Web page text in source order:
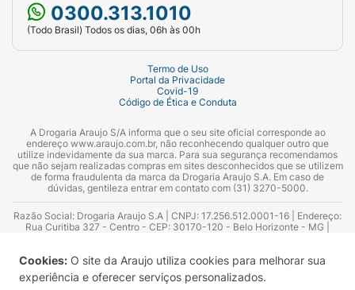
Cookies: O site da Araujo utiliza cookies para melhorar sua
experiência e oferecer serviços personalizados.
0300.313.1010
(Todo Brasil) Todos os dias, 06h às 00h
Termo de Uso
Portal da Privacidade
Covid-19
Código de Ética e Conduta
A Drogaria Araujo S/A informa que o seu site oficial corresponde ao
endereço www.araujo.com.br, não reconhecendo qualquer outro que
utilize indevidamente da sua marca. Para sua segurança recomendamos
que não sejam realizadas compras em sites desconhecidos que se utilizem
de forma fraudulenta da marca da Drogaria Araujo S.A. Em caso de
dúvidas, gentileza entrar em contato com (31) 3270-5000.
Razão Social: Drogaria Araujo S.A | CNPJ: 17.256.512.0001-16 | Endereço:
Rua Curitiba 327 - Centro - CEP: 30170-120 - Belo Horizonte - MG |
Azevedo Guimarães – CRF 10.965 | Yasmin Silva Alvarenga – CRF 52.584 -
Consultor substituto: Thiago Aguiar Pinheiro - CRF Nº 13.748. Alvará
Sanitário: 2025020713 | Autorização de Funcionamento da Empresa (AFE):